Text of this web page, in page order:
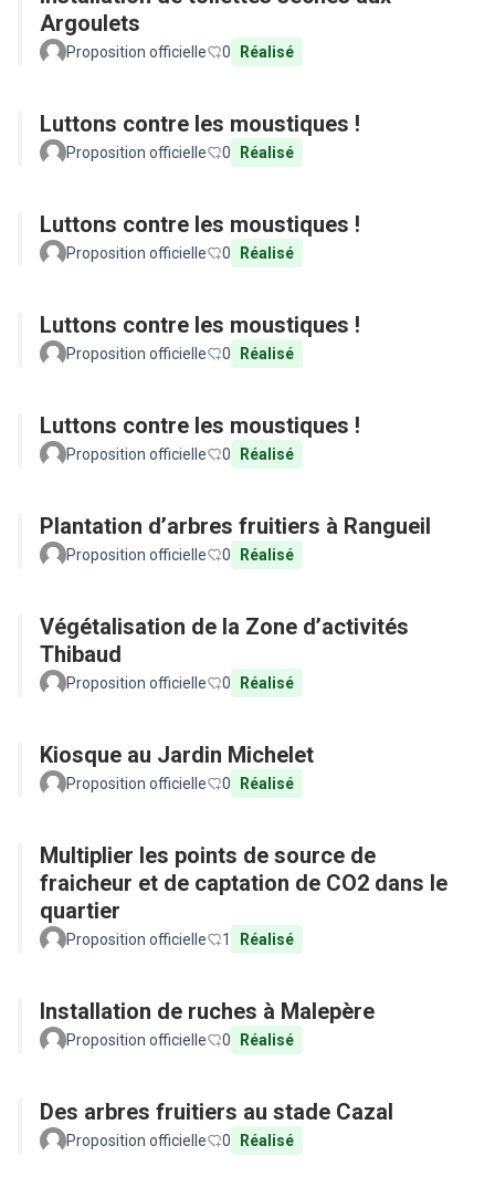
Argoulets
Proposition officielle 0 Réalisé
Luttons contre les moustiques !
Proposition officielle 0 Réalisé
Luttons contre les moustiques !
Proposition officielle 0 Réalisé
Luttons contre les moustiques !
Proposition officielle 0 Réalisé
Luttons contre les moustiques !
Proposition officielle 0 Réalisé
Plantation d’arbres fruitiers à Rangueil
Proposition officielle 0 Réalisé
Végétalisation de la Zone d’activités
Thibaud
Proposition officielle 0 Réalisé
Kiosque au Jardin Michelet
Proposition officielle 0 Réalisé
Multiplier les points de source de
fraicheur et de captation de CO2 dans le
quartier
Proposition officielle 1 Réalisé
Installation de ruches à Malepère
Proposition officielle 0 Réalisé
Des arbres fruitiers au stade Cazal
Proposition officielle 0 Réalisé